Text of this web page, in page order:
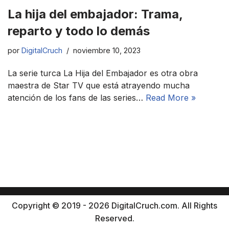
La hija del embajador: Trama,
reparto y todo lo demás
por DigitalCruch noviembre 10, 2023
La serie turca La Hija del Embajador es otra obra
maestra de Star TV que está atrayendo mucha
atención de los fans de las series… Read More »
Copyright © 2019 - 2026 DigitalCruch.com. All Rights
Reserved.